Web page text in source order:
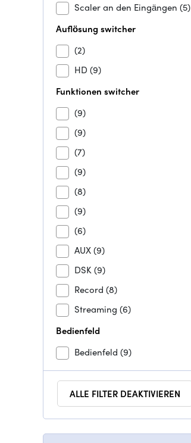
Scaler an den Eingängen (5)
Auflösung switcher
(2)
HD (9)
Funktionen switcher
(9)
(9)
(7)
(9)
(8)
(9)
(6)
AUX(9)
DSK(9)
Record (8)
Streaming (6)
Bedienfeld
Bedienfeld (9)
ALLE FILTER DEAKTIVIEREN